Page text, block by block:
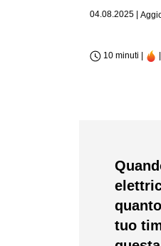
04.08.2025
10 minuti |
tuo